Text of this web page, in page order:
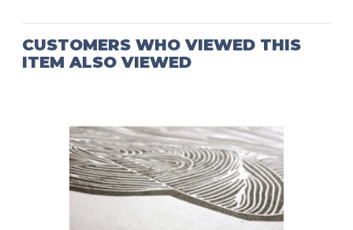
CUSTOMERS WHO VIEWED THIS
ITEM ALSO VIEWED